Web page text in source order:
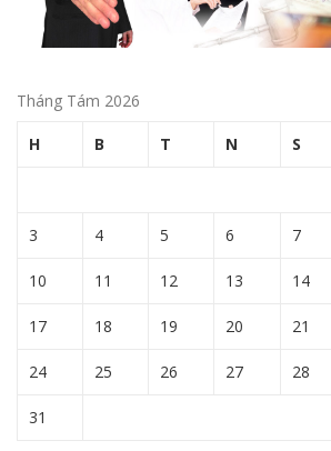
Tháng Tám 2026
H B T N S
3 4 5 6 7
10 11 12 13 14
17 18 19 20 21
24 25 26 27 28
31